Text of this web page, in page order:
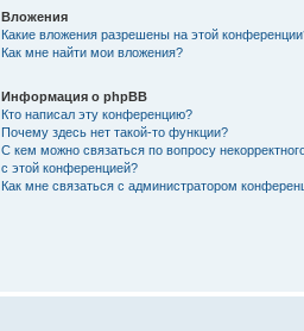
Вложения
Какие вложения разрешены на этой
Как мне найти мои вложения?
Информация о phpBB
Кто написал эту конференцию?
Почему здесь нет такой-то функции?
С кем можно связаться по вопросу
с этой конференцией?
Как мне связаться с администратором